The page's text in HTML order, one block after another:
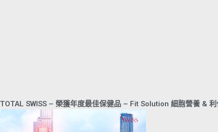
TOTAL SWISS – 榮獲年度最佳保健品 – Fit Solution 細胞營養 &